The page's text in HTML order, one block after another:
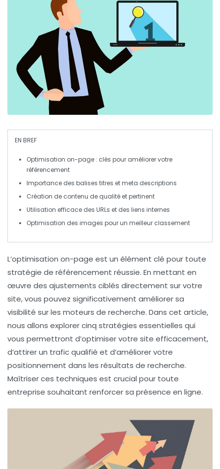
EN BREF
Optimisation on-page : clés pour améliorer votre
référencement
Importance des balises titres etmeta descriptions
Création de contenu de qualité et pertinent
Utilisation efficace des URLs et des liens internes
Optimisation des images pour un meilleur classement
L’optimisation on-page est un élément clé pour toute
stratégie de référencement réussie. En mettant en
œuvre des ajustements ciblés directement sur votre
site, vous pouvez significativement améliorer sa
visibilité sur les moteurs de recherche. Dans cet article,
nous allons explorercinq stratégies essentielles qui
vous permettront d’optimiser votre site efficacement,
d’attirer un trafic qualifié et d’améliorer votre
positionnement dans les résultats de recherche.
Maîtriser ces techniques est crucial pour toute
entreprise souhaitant renforcer sa présence en ligne.